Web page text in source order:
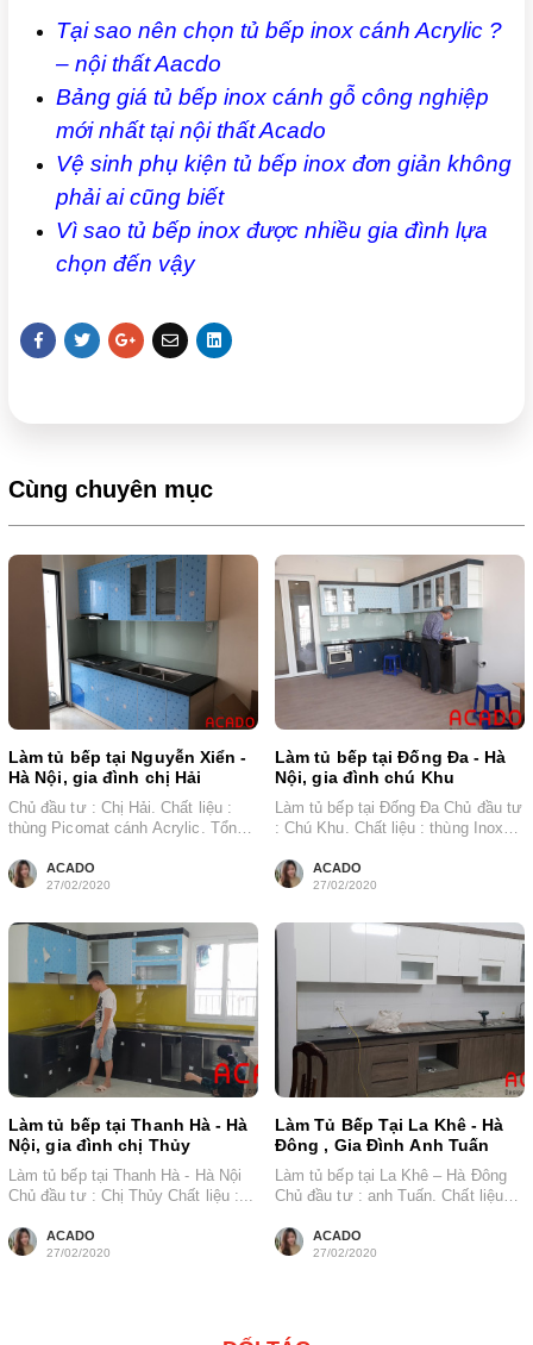
Tại sao nên chọn tủ bếp inox cánh Acrylic ?
– nội thất Aacdo
Bảng giá tủ bếp inox cánh gỗ công nghiệp
mới nhất tại nội thất Acado
Vệ sinh phụ kiện tủ bếp inox đơn giản không
phải ai cũng biết
Vì sao tủ bếp inox được nhiều gia đình lựa
chọn đến vậy
Cùng chuyên mục
Làm tủ bếp tại Nguyễn Xiển -
Hà Nội, gia đình chị Hải
Chủ đầu tư : Chị Hải. Chất liệu :
thùng Picomat cánh Acrylic. Tổng
ACADO
27/02/2020
Làm tủ bếp tại Đống Đa - Hà
Nội, gia đình chú Khu
Làm tủ bếp tại Đống Đa Chủ đầu tư
: Chú Khu. Chất liệu : thùng Inox
ACADO
27/02/2020
Làm tủ bếp tại Thanh Hà - Hà
Nội, gia đình chị Thủy
Làm tủ bếp tại Thanh Hà - Hà Nội
Chủ đầu tư : Chị Thủy Chất liệu :...
ACADO
27/02/2020
Làm Tủ Bếp Tại La Khê - Hà
Đông , Gia Đình Anh Tuấn
Làm tủ bếp tại La Khê – Hà Đông
Chủ đầu tư : anh Tuấn. Chất liệu
ACADO
27/02/2020